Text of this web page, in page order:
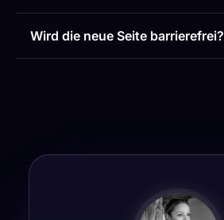
Wird die neue Seite barrierefrei?